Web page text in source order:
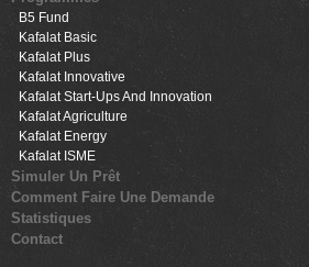
B5 Fund
Kafalat Basic
Kafalat Plus
Kafalat Innovative
Kafalat Start-Ups And Innovation
Kafalat Agriculture
Kafalat Energy
Kafalat ISME
Simuler Un Prêt
Comment Faire Une Demande
Statistiques
Contact